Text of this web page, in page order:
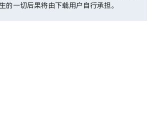
的一切后果将由下载用户自行承担。